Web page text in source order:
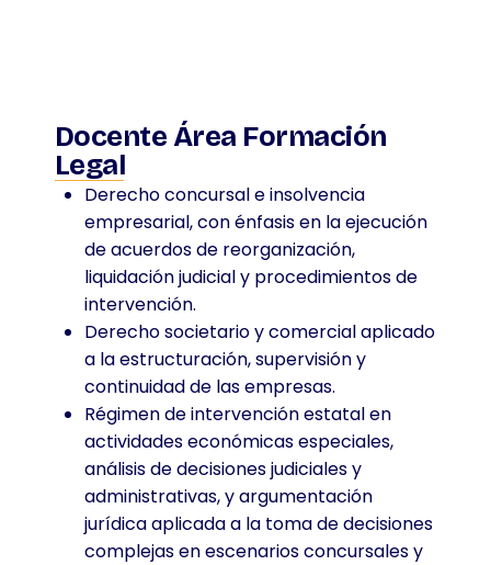
Docente Área Formación
Legal
Derecho concursal e insolvencia
empresarial, con énfasis en la ejecución
de acuerdos de reorganización,
liquidación judicial y procedimientos de
intervención.
Derecho societario y comercial aplicado
a la estructuración, supervisión y
continuidad de las empresas.
Régimen de intervención estatal en
actividades económicas especiales,
análisis de decisiones judiciales y
administrativas, y argumentación
jurídica aplicada a la toma de decisiones
complejas en escenarios concursales y